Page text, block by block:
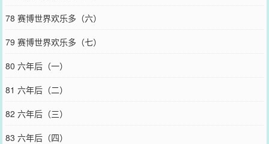
78 赛博世界欢乐多（六）
79 赛博世界欢乐多（七）
80 六年后（一）
81 六年后（二）
82 六年后（三）
83 六年后（四）